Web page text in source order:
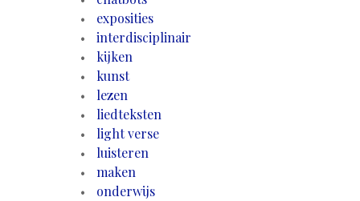
exposities
interdisciplinair
kijken
kunst
lezen
liedteksten
light verse
luisteren
maken
onderwijs